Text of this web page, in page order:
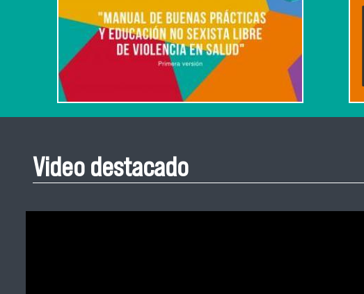
Video destacado